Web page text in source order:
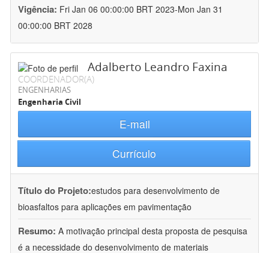
Vigência: Fri Jan 06 00:00:00 BRT 2023-Mon Jan 31
00:00:00 BRT 2028
Adalberto Leandro Faxina
COORDENADOR(A)
ENGENHARIAS
Engenharia Civil
E-mail
Currículo
Título do Projeto:estudos para desenvolvimento de
bioasfaltos para aplicações em pavimentação
Resumo: A motivação principal desta proposta de pesquisa
é a necessidade do desenvolvimento de materiais